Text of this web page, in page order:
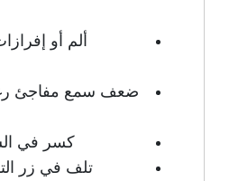
ألم أو
ضعف سمع مفاجئ
كسر في
تلف في زر